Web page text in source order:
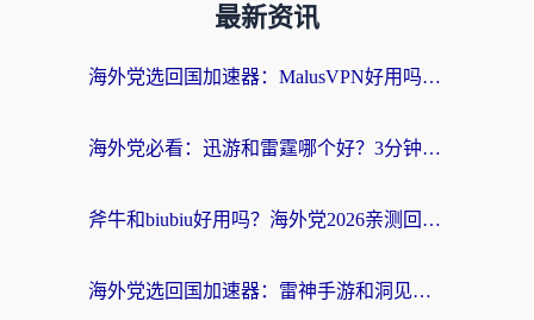
最新资讯
海外党选回国加速器：MalusVPN好用吗？和快帆VPN哪个好？附真实对比与避坑指南
海外党必看：迅游和雷霆哪个好？3分钟教你选对回国加速器，无缝刷国内剧玩手游
斧牛和biubiu好用吗？海外党2026亲测回国加速器指南，附番茄加速器深度体验
海外党选回国加速器：雷神手游和洞见哪个好？附iPhone免费VPN推荐及ChickCNUfunR实测